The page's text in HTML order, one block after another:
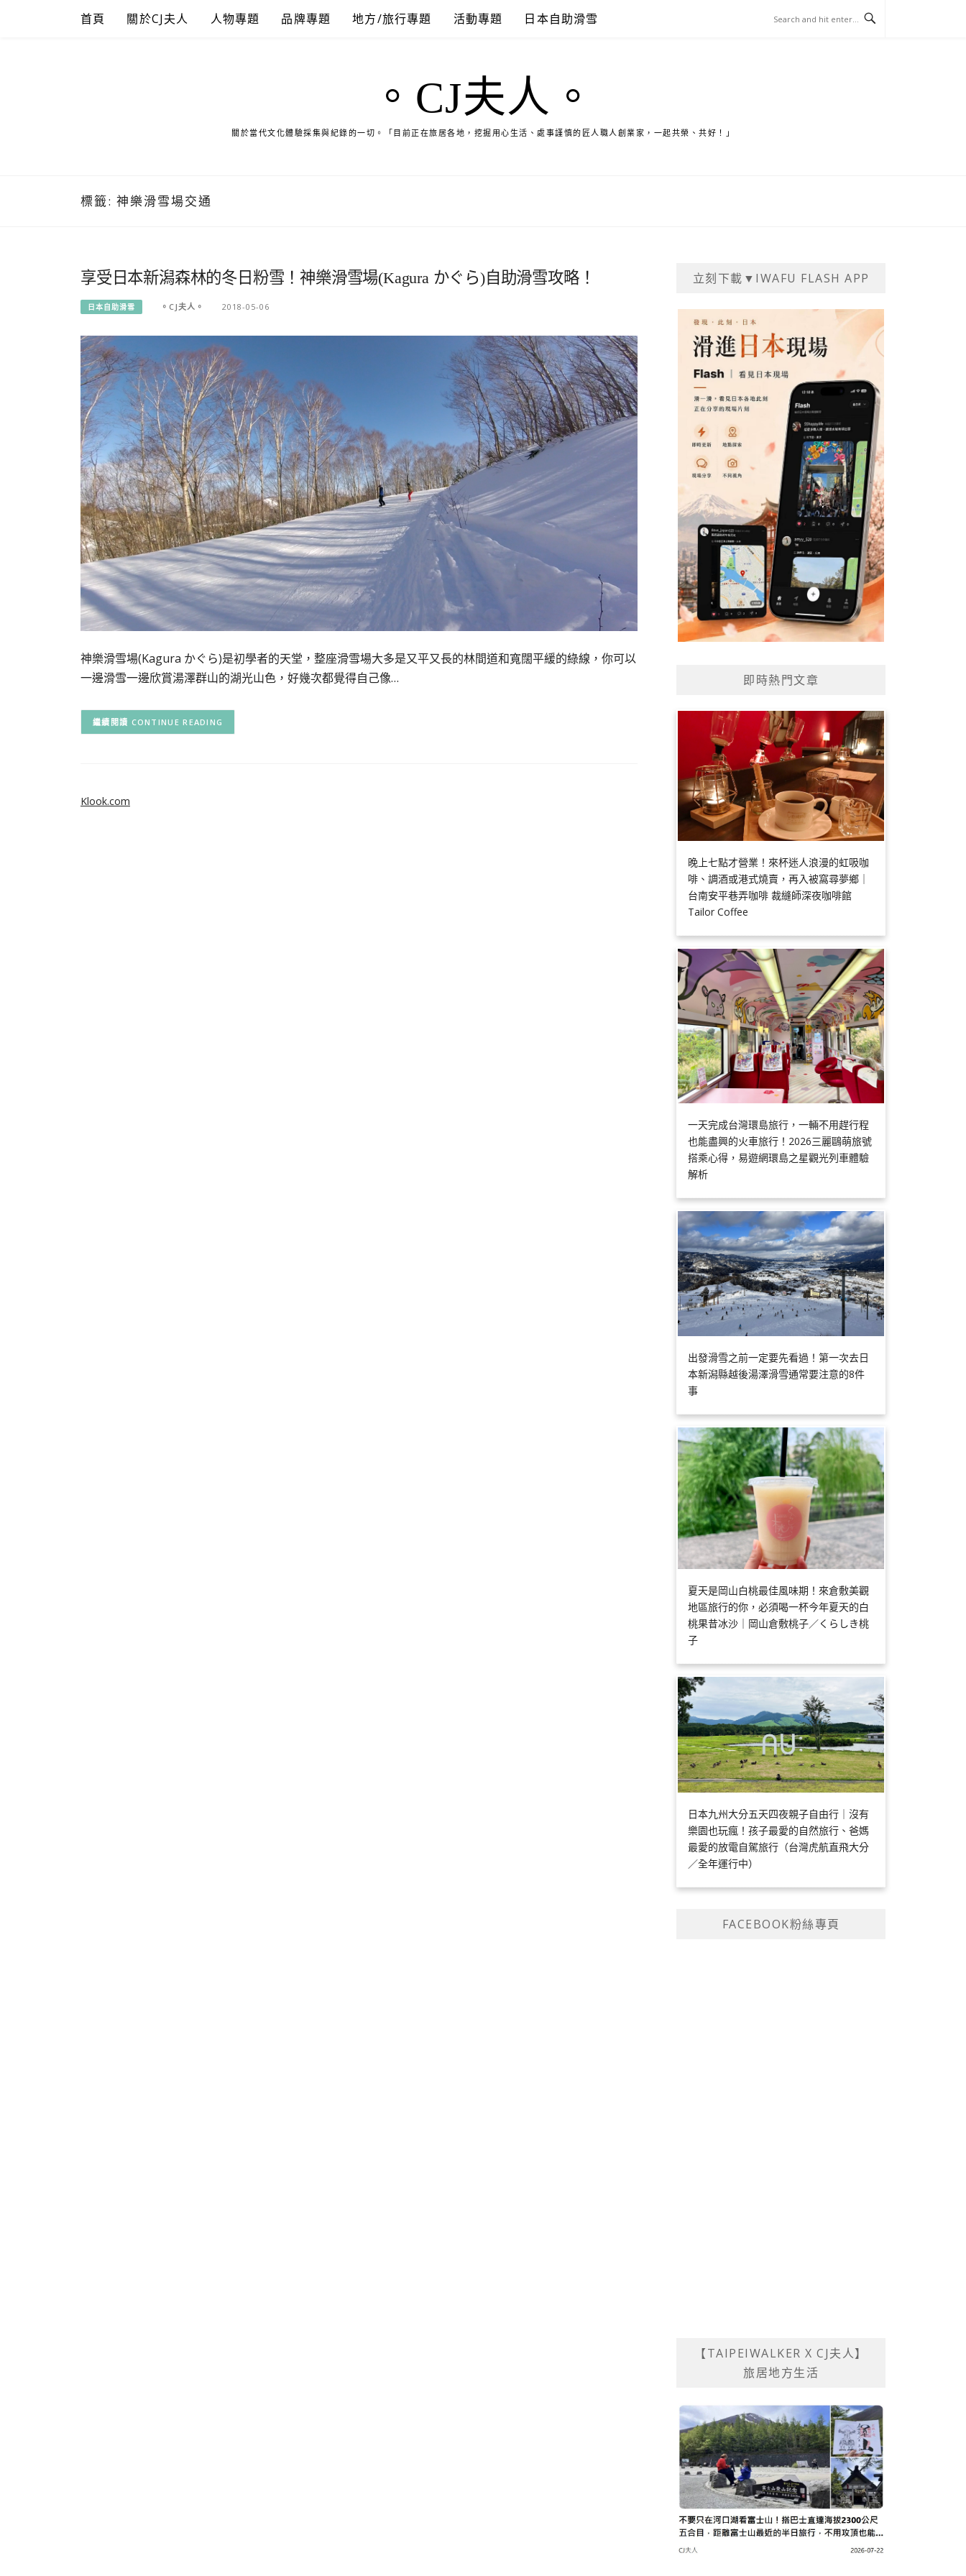
首頁 關於CJ夫人 人物專題 品牌專題 地方/旅行專題 活動專題 日本自助滑雪
。CJ夫人。
關於當代文化體驗採集與紀錄的一切。「目前正在旅居各地，挖掘用心生活、處事謹慎的匠人職人創業家，一起共榮、共好！」
標籤: 神樂滑雪場交通
享受日本新潟森林的冬日粉雪！神樂滑雪場(Kagura かぐら)自助滑雪攻略！
日本自助滑雪 。CJ夫人。 2018-05-06
神樂滑雪場(Kagura かぐら)是初學者的天堂，整座滑雪場大多是又平又長的林間道和寬闊平緩的綠線，你可以
一邊滑雪一邊欣賞湯澤群山的湖光山色，好幾次都覺得自己像…
CONTINUE READING
立刻下載▼IWAFU FLASH APP
即時熱門文章
晚上七點才營業！來杯迷人浪漫的虹吸咖
啡、調酒或港式燒賣，再入被窩尋夢鄉｜
台南安平巷弄咖啡 裁縫師深夜咖啡館
Tailor Coffee
一天完成台灣環島旅行，一輛不用趕行程
也能盡興的火車旅行！2026三麗鷗萌旅號
搭乘心得，易遊網環島之星觀光列車體驗
解析
出發滑雪之前一定要先看過！第一次去日
本新潟縣越後湯澤滑雪通常要注意的8件
事
夏天是岡山白桃最佳風味期！來倉敷美觀
地區旅行的你，必須喝一杯今年夏天的白
桃果昔冰沙｜岡山倉敷桃子／くらしき桃
子
日本九州大分五天四夜親子自由行｜沒有
樂園也玩瘋！孩子最愛的自然旅行、爸媽
最愛的放電自駕旅行（台灣虎航直飛大分
／全年運行中）
FACEBOOK粉絲專頁
【TAIPEIWALKER X CJ夫人】
旅居地方生活
Klook.com